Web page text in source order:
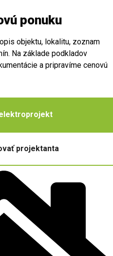
ponuku
objektu, lokalitu, zoznam
Na základe podkladov
a pripravíme cenovú
projektanta